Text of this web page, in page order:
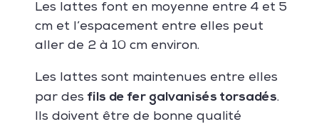
Les lattes font en moyenne entre 4 et 5
cm et l’espacement entre elles peut
aller de 2 à 10 cm environ.
Les lattes sont maintenues entre elles
par des fils de fer galvanisés torsadés.
Ils doivent être de bonne qualité